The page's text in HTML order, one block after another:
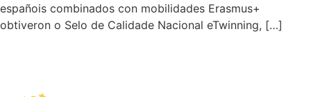
españois combinados con mobilidades Erasmus+
obtiveron o Selo de Calidade Nacional eTwinning, […]